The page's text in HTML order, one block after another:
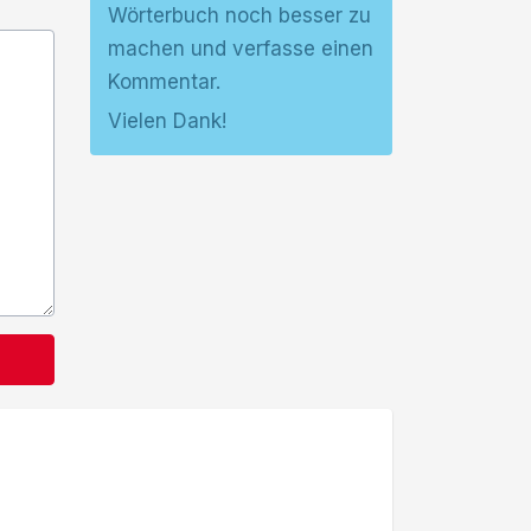
Wörterbuch noch besser zu
machen und verfasse einen
Kommentar.
Vielen Dank!